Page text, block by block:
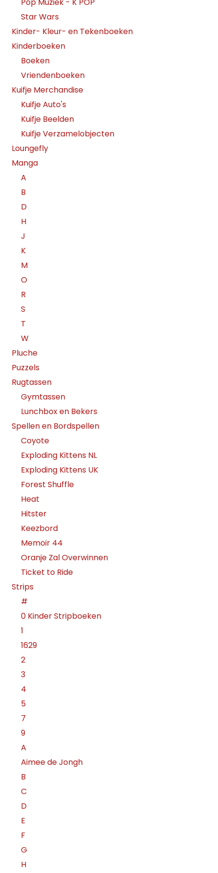
Star Wars
Kinder- Kleur- en Tekenboeken
Kinderboeken
Boeken
Vriendenboeken
Kuifje Merchandise
Kuifje Auto's
Kuifje Beelden
Kuifje Verzamelobjecten
Loungefly
Manga
A
B
D
H
J
K
M
O
R
S
T
W
Pluche
Puzzels
Rugtassen
Gymtassen
Lunchbox en Bekers
Spellen en Bordspellen
Coyote
Exploding Kittens NL
Exploding Kittens UK
Forest Shuffle
Heat
Hitster
Keezbord
Memoir 44
Oranje Zal Overwinnen
Ticket to Ride
Strips
#
0 Kinder Stripboeken
1
1629
2
3
4
5
7
9
A
Aimee de Jongh
B
C
D
E
F
G
H